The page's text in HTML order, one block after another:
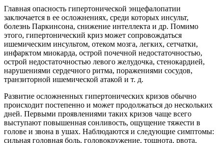
Главная опасность гипертонической энцефалопатии
заключается в ее осложнениях, среди которых инсульт,
болезнь Паркинсона, снижение интеллекта и др. Помимо
этого, гипертонический криз может сопровождаться
ишемическим инсультом, отеком мозга, легких, сетчатки,
инфарктом миокарда, острой почечной недостаточностью,
острой недостаточностью левого желудочка, стенокардией,
нарушениями сердечного ритма, поражениями сосудов,
транзиторной ишемической атакой и т. д.
Развитие осложненных гипертонических кризов обычно
происходит постепенно и может продолжаться до нескольких
дней. Первыми проявлениями таких кризов чаще всего
выступают повышенная сонливость, ощущение тяжести в
голове и звона в ушах. Наблюдаются и следующие симптомы:
сильная головная боль, головокружение, тошнота, рвота,